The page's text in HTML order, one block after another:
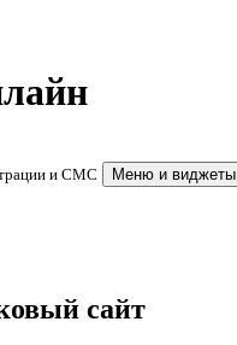
и СМС Меню и виджеты
сайт